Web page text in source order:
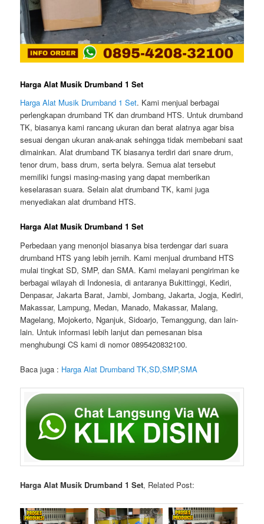
Harga Alat Musik Drumband 1 Set
Harga Alat Musik Drumband 1 Set. Kami menjual berbagai
perlengkapan drumband TK dan drumband HTS. Untuk drumband
TK, biasanya kami rancang ukuran dan berat alatnya agar bisa
sesuai dengan ukuran anak-anak sehingga tidak membebani saat
dimainkan. Alat drumband TK biasanya terdiri dari snare drum,
tenor drum, bass drum, serta belyra. Semua alat tersebut
memiliki fungsi masing-masing yang dapat memberikan
keselarasan suara. Selain alat drumband TK, kami juga
menyediakan alat drumband HTS.
Harga Alat Musik Drumband 1 Set
Perbedaan yang menonjol biasanya bisa terdengar dari suara
drumband HTS yang lebih jernih. Kami menjual drumband HTS
mulai tingkat SD, SMP, dan SMA. Kami melayani pengiriman ke
berbagai wilayah di Indonesia, di antaranya Bukittinggi, Kediri,
Denpasar, Jakarta Barat, Jambi, Jombang, Jakarta, Jogja, Kediri,
Makassar, Lampung, Medan, Manado, Makassar, Malang,
Magelang, Mojokerto, Nganjuk, Sidoarjo, Temanggung, dan lain-
lain. Untuk informasi lebih lanjut dan pemesanan bisa
menghubungi CS kami di nomor 0895420832100.
Baca juga : Harga Alat Drumband TK,SD,SMP,SMA
Harga Alat Musik Drumband 1 Set, Related Post: